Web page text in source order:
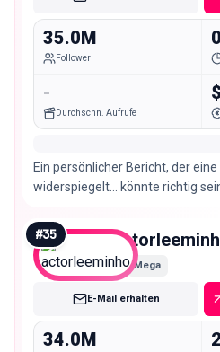
35.0M
Follower
-
Durchschn. Aufrufe
Ein persönlicher Bericht, der
widerspiegelt... könnte richtig
#35
Mega
E-Mail erhalten
34.0M